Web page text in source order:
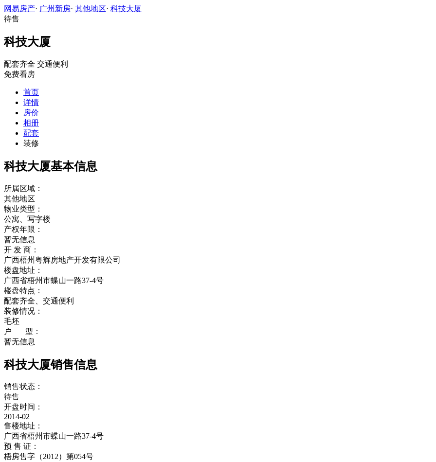
网易房产· 广州新房· 其他地区· 科技大厦
待售
科技大厦
配套齐全 交通便利
免费看房
首页
详情
房价
相册
配套
装修
科技大厦基本信息
所属区域：
其他地区
物业类型：
公寓、写字楼
产权年限：
暂无信息
开 发 商：
广西梧州粤辉房地产开发有限公司
楼盘地址：
广西省梧州市蝶山一路37-4号
楼盘特点：
配套齐全、交通便利
装修情况：
毛坯
户 型：
暂无信息
科技大厦销售信息
销售状态：
待售
开盘时间：
2014-02
售楼地址：
广西省梧州市蝶山一路37-4号
预 售 证：
梧房售字（2012）第054号